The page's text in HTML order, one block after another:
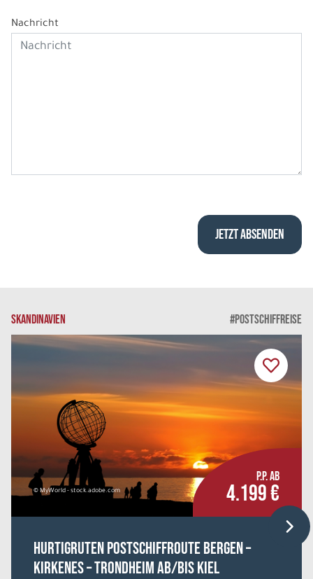
Nachricht
SKANDINAVIEN #POSTSCHIFFREISE
© MyWorld - stock.adobe.com
P.P. AB
4.199 €
HURTIGRUTEN Postschiffroute Bergen –
Kirkenes – Trondheim ab/bis Kiel